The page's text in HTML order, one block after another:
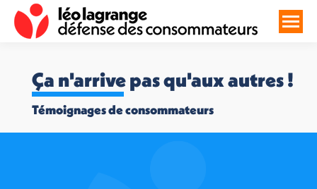
Ça n'arrive pas qu'aux autres !
Témoignages de consommateurs